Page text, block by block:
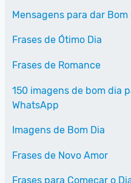
Mensagens para dar Bom
Frases de Ótimo Dia
Frases de Romance
150 imagens de bom dia
WhatsApp
Imagens de Bom Dia
Frases de Novo Amor
Frases para Começar o